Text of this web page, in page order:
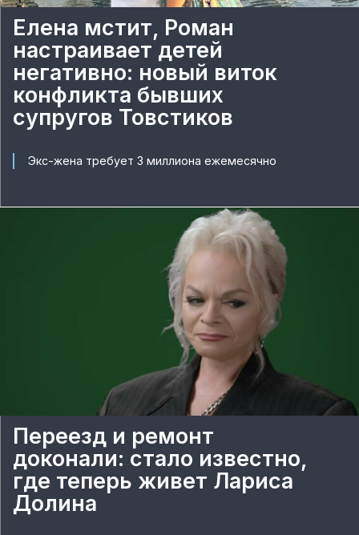
Елена мстит, Роман
настраивает детей
негативно: новый виток
конфликта бывших
супругов Товстиков
Экс-жена требует 3 миллиона ежемесячно
Переезд и ремонт
доконали: стало известно,
где теперь живет Лариса
Долина